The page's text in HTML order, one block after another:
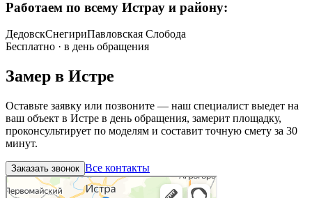
Работаем по всему Истрау и району:
ДедовскСнегириПавловская Слобода
Бесплатно · в день обращения
Замер в Истре
Оставьте заявку или позвоните — наш специалист выедет на
ваш объект в Истре в день обращения, замерит площадку,
проконсультирует по моделям и составит точную смету за 30
минут.
Заказать звонок Все контакты